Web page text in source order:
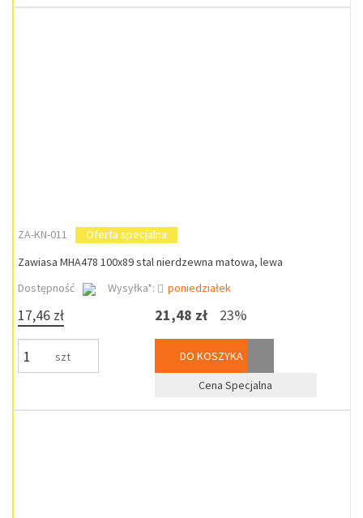
ZA-KN-011
Oferta specjalna
Zawiasa MHA478 100x89 stal nierdzewna matowa, lewa
Dostępność
Wysyłka*: poniedziałek
17,46 zł
szt
21,48 zł 23%
DO KOSZYKA
Cena Specjalna